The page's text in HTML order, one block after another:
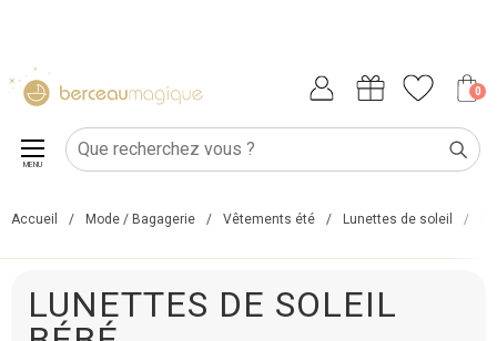
0
MENU
Accueil / Mode / Bagagerie / Vêtements été / Lunettes de soleil /
LUNETTES DE SOLEIL